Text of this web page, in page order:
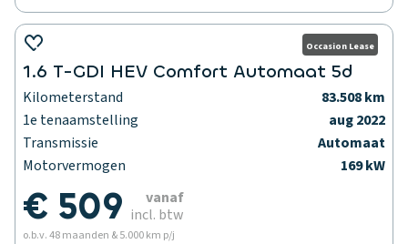
Occasion Lease
1.6 T-GDI HEV Comfort Automaat 5d
Kilometerstand
83.508 km
1e tenaamstelling
aug 2022
Transmissie
Automaat
Motorvermogen
169 kW
€ 509
vanaf
incl. btw
o.b.v. 48 maanden & 5.000 km p/j